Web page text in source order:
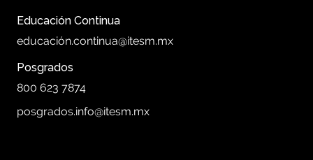
Educación Continua
educación.continua@itesm.mx
Posgrados
800 623 7874
posgrados.info@itesm.mx